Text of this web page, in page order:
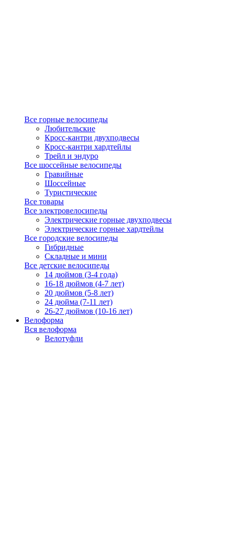
Все горные велосипеды
Любительские
Кросс-кантри двухподвесы
Кросс-кантри хардтейлы
Трейл и эндуро
Все шоссейные велосипеды
Гравийные
Шоссейные
Туристические
Все товары
Все электровелосипеды
Электрические горные двухподвесы
Электрические горные хардтейлы
Все городские велосипеды
Гибридные
Складные и мини
Все детские велосипеды
14 дюймов (3-4 года)
16-18 дюймов (4-7 лет)
20 дюймов (5-8 лет)
24 дюйма (7-11 лет)
26-27 дюймов (10-16 лет)
Велоформа
Вся велоформа
Велотуфли